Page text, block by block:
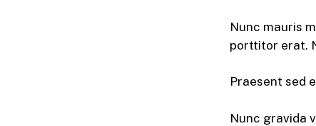
Nunc mauris
porttitor erat.
Praesent sed
Nunc gravida